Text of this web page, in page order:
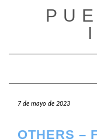
7 de mayo de 2023
OTHERS –